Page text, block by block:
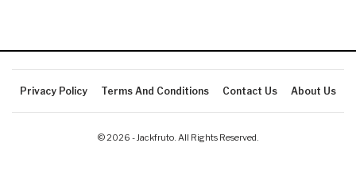
Privacy Policy Terms And Conditions Contact Us About Us
© 2026 - Jackfruto. All Rights Reserved.